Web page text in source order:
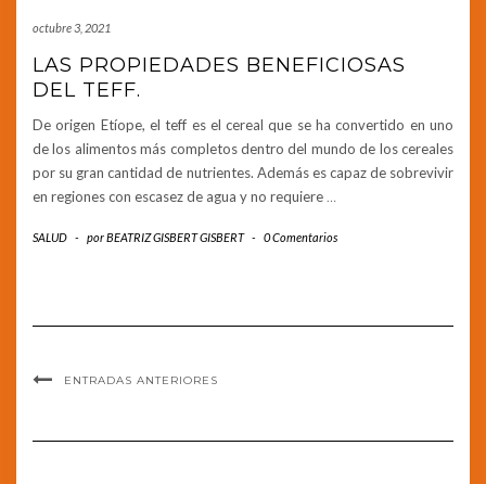
octubre 3, 2021
LAS PROPIEDADES BENEFICIOSAS
DEL TEFF.
De origen Etíope, el teff es el cereal que se ha convertido en uno
de los alimentos más completos dentro del mundo de los cereales
por su gran cantidad de nutrientes. Además es capaz de sobrevivir
en regiones con escasez de agua y no requiere …
SALUD - porBEATRIZ GISBERT GISBERT - 0 Comentarios
ENTRADAS ANTERIORES